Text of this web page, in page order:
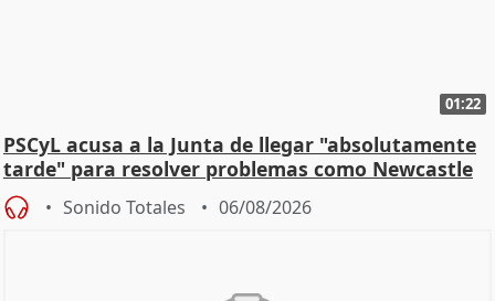
01:22
PSCyL acusa a la Junta de llegar "absolutamente
tarde" para resolver problemas como Newcastle
Sonido Totales 06/08/2026